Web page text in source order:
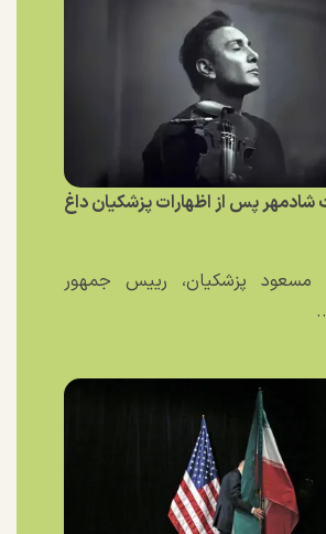
پس از اظهارات پزشکیان داغ
مسعود پزشکیان، رییس جمهور